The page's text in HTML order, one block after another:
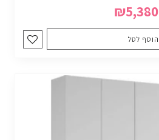
₪5,380
הוסף לסל